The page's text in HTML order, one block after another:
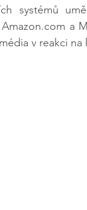
systémů
a
v reakci